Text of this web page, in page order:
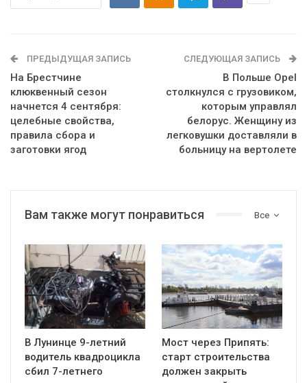
ПРЕДЫДУЩАЯ ЗАПИСЬ
На Брестчине
клюквенный сезон
начнется 4 сентября:
целебные свойства,
правила сбора и
заготовки ягод
СЛЕДУЮЩАЯ ЗАПИСЬ
В Польше Opel
столкнулся с грузовиком,
которым управлял
белорус. Женщину из
легковушки доставляли в
больницу на вертолете
Все
Вам также могут понравиться
В Лунинце 9-летний
водитель квадроцикла
сбил 7-летнего
Мост через Припять:
старт строительства
должен закрыть